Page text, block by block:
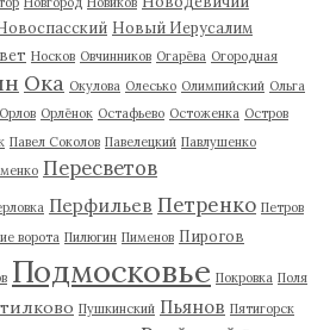
Новый Иерусалим
Носков Овчинников Огарёва Огородная
Ока Окулова Олесько Олимпийский Ольга
Орлов Орлёнок Остафьево Остоженка Остров
Павел Соколов Павелецкий Павлушенко
Пересветов
Перфильев Петренко Петров
ворота Пилюгин Пименов Пирогов
Подмосковье Покровка Поля
Пушкинский Пьянов Пятигорск